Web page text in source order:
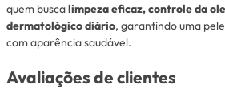
quem buscalimpeza eficaz, controle da
dermatológico diário, garantindo uma
com aparência saudável.
Avaliações de clientes